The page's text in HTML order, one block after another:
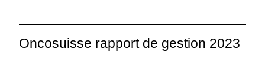
Oncosuisse rapport de gestion 2023